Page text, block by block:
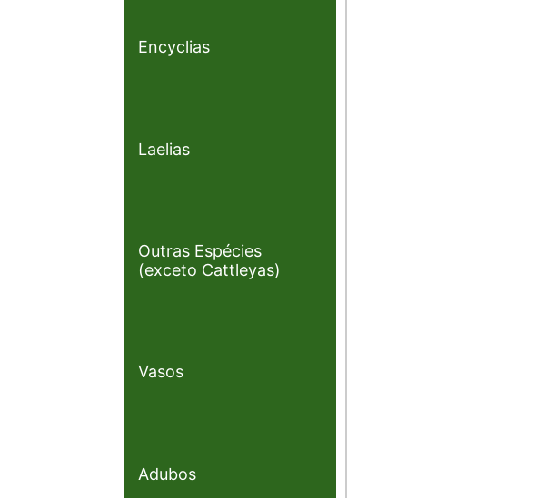
Encyclias
Laelias
Outras Espécies
(exceto Cattleyas)
Vasos
Adubos